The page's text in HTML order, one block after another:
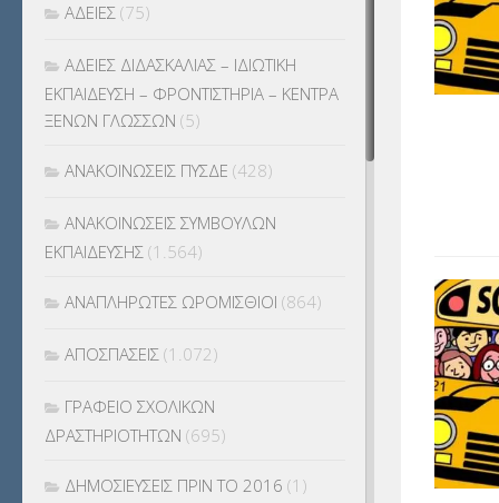
ΑΔΕΙΕΣ (75)
ΑΔΕΙΕΣ ΔΙΔΑΣΚΑΛΙΑΣ – ΙΔΙΩΤΙΚΗ
ΕΚΠΑΙΔΕΥΣΗ – ΦΡΟΝΤΙΣΤΗΡΙΑ – ΚΕΝΤΡΑ
ΞΕΝΩΝ ΓΛΩΣΣΩΝ (5)
ΑΝΑΚΟΙΝΩΣΕΙΣ ΠΥΣΔΕ (428)
ΑΝΑΚΟΙΝΩΣΕΙΣ ΣΥΜΒΟΥΛΩΝ
ΕΚΠΑΙΔΕΥΣΗΣ (1.564)
ΑΝΑΠΛΗΡΩΤΕΣ ΩΡΟΜΙΣΘΙΟΙ (864)
ΑΠΟΣΠΑΣΕΙΣ (1.072)
ΓΡΑΦΕΙΟ ΣΧΟΛΙΚΩΝ
ΔΡΑΣΤΗΡΙΟΤΗΤΩΝ (695)
ΔΗΜΟΣΙΕΥΣΕΙΣ ΠΡΙΝ ΤΟ 2016 (1)